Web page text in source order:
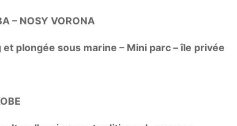
– NOSY VORONA
plongée sous marine – Mini parc – île privée